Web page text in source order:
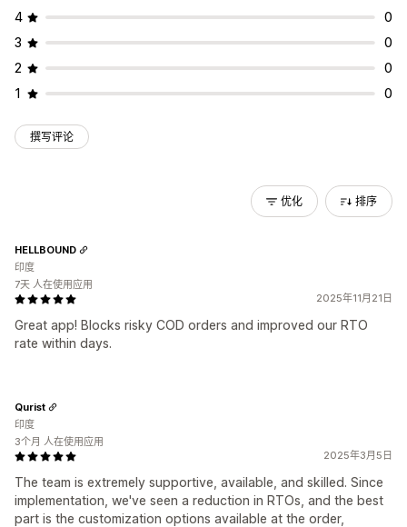
4
0
3
0
2
0
1
0
撰写评论
优化 排序
2025年11月21日
Great app! Blocks risky COD orders and improved our RTO
rate within days.
HELLBOUND
印度
7天 人在使用应用
2025年3月5日
The team is extremely supportive, available, and skilled. Since
implementation, we've seen a reduction in RTOs, and the best
part is the customization options available at the order,
Qurist
印度
3个月 人在使用应用